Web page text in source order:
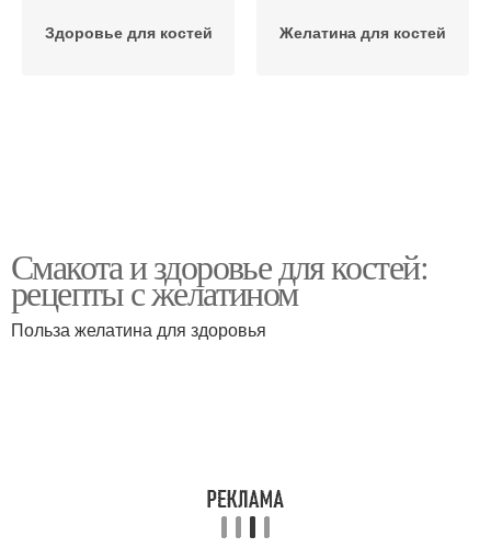
Здоровье для костей Желатина для костей
Смакота и здоровье для костей:
рецепты с желатином
Польза желатина для здоровья